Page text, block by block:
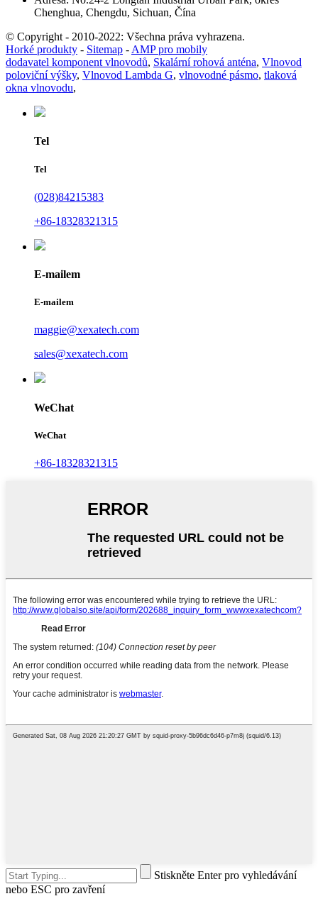
Chenghua, Chengdu, Sichuan, Čína
© Copyright - 2010-2022: Všechna práva vyhrazena.
Horké produkty - Sitemap - AMP pro mobily
dodavatel komponent vlnovodů, Skalární rohová anténa, Vlnovod
poloviční výšky, Vlnovod Lambda G, vlnovodné pásmo, tlaková
okna vlnovodu,
Tel
Tel
(028)84215383
+86-18328321315
E-mailem
E-mailem
maggie@xexatech.com
sales@xexatech.com
WeChat
WeChat
+86-18328321315
Stiskněte Enter pro vyhledávání
nebo ESC pro zavření